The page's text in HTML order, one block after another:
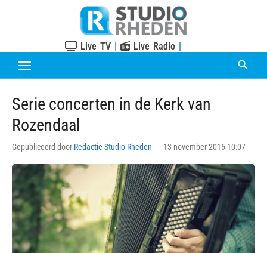
Live TV | Live Radio |
Serie concerten in de Kerk van
Rozendaal
Gepubliceerd door Redactie Studio Rheden
Posted
13 november 2016 10:07